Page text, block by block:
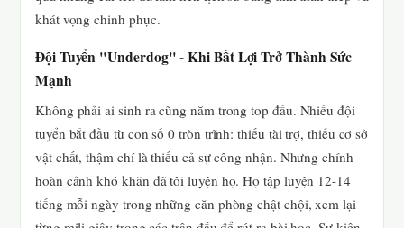
khát vọng chinh phục.
Đội Tuyển "Underdog" - Khi Bất Lợi Trở Thành Sức
Mạnh
Không phải ai sinh ra cũng nằm trong top đầu. Nhiều đội
tuyển bắt đầu từ con số 0 tròn trĩnh: thiếu tài trợ, thiếu cơ sở
vật chất, thậm chí là thiếu cả sự công nhận. Nhưng chính
hoàn cảnh khó khăn đã tôi luyện họ. Họ tập luyện 12-14
tiếng mỗi ngày trong những căn phòng chật chội, xem lại